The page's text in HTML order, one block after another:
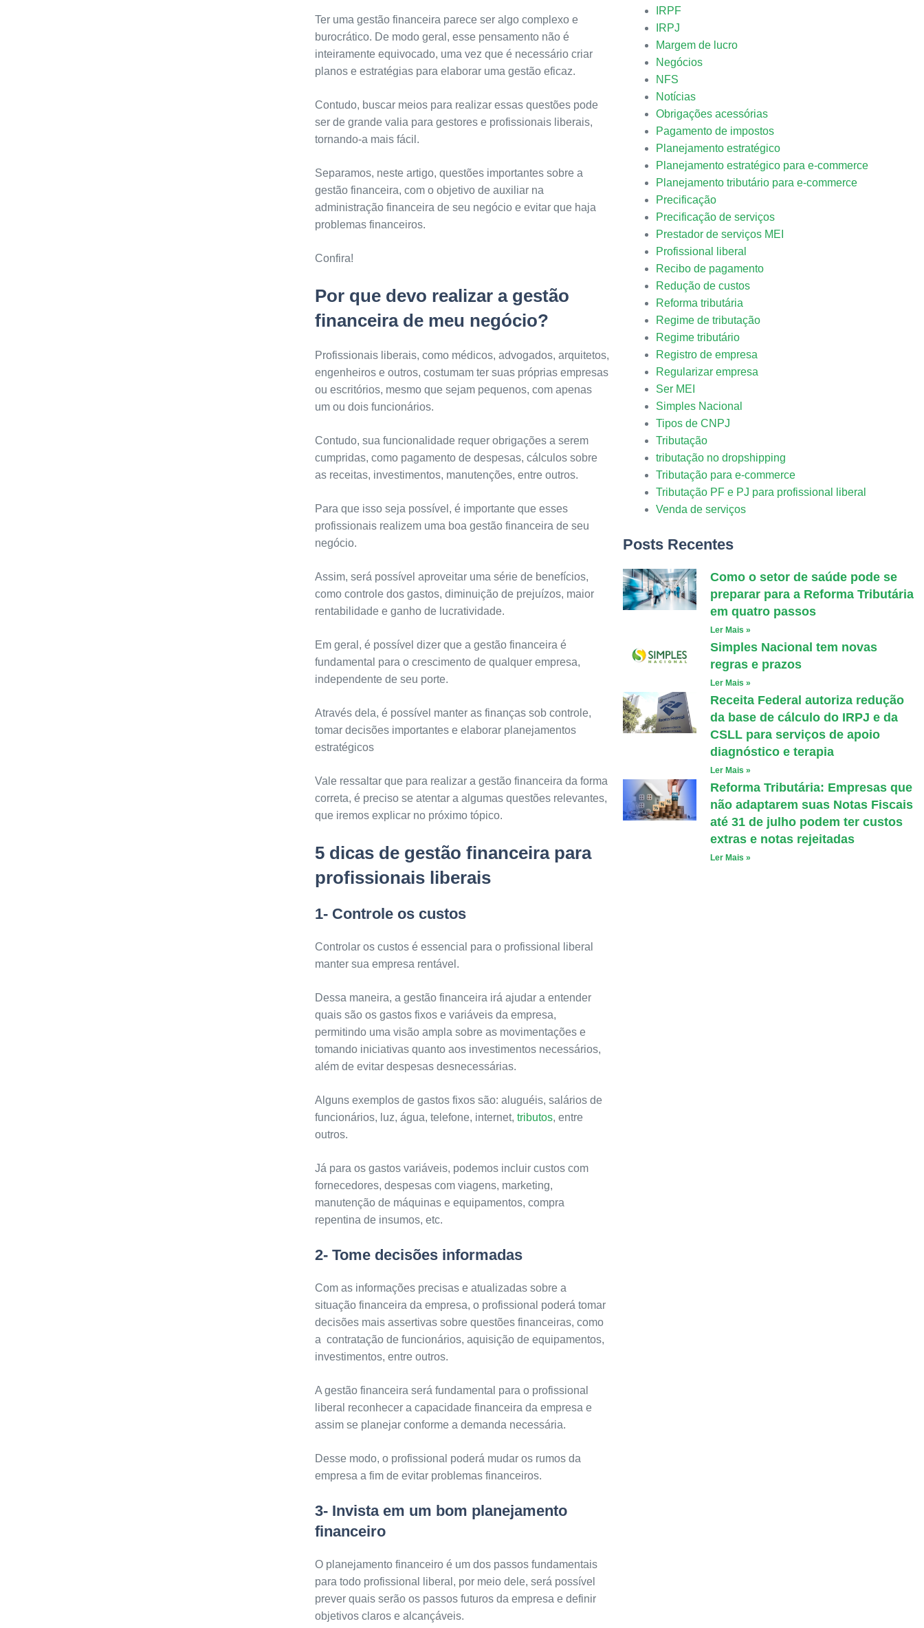
Ter uma gestão financeira parece ser algo complexo e
burocrático. De modo geral, esse pensamento não é
inteiramente equivocado, uma vez que é necessário criar
planos e estratégias para elaborar uma gestão eficaz.
Contudo, buscar meios para realizar essas questões pode
ser de grande valia para gestores e profissionais liberais,
tornando-a mais fácil.
Separamos, neste artigo, questões importantes sobre a
gestão financeira, com o objetivo de auxiliar na
administração financeira de seu negócio e evitar que haja
problemas financeiros.
Confira!
Por que devo realizar a gestão
financeira de meu negócio?
Profissionais liberais, como médicos, advogados, arquitetos,
engenheiros e outros, costumam ter suas próprias empresas
ou escritórios, mesmo que sejam pequenos, com apenas
um ou dois funcionários.
Contudo, sua funcionalidade requer obrigações a serem
cumpridas, como pagamento de despesas, cálculos sobre
as receitas, investimentos, manutenções, entre outros.
Para que isso seja possível, é importante que esses
profissionais realizem uma boa gestão financeira de seu
negócio.
Assim, será possível aproveitar uma série de benefícios,
como controle dos gastos, diminuição de prejuízos, maior
rentabilidade e ganho de lucratividade.
Em geral, é possível dizer que a gestão financeira é
fundamental para o crescimento de qualquer empresa,
independente de seu porte.
Através dela, é possível manter as finanças sob controle,
tomar decisões importantes e elaborar planejamentos
estratégicos
Vale ressaltar que para realizar a gestão financeira da forma
correta, é preciso se atentar a algumas questões relevantes,
que iremos explicar no próximo tópico.
5 dicas de gestão financeira para
profissionais liberais
1- Controle os custos
Controlar os custos é essencial para o profissional liberal
manter sua empresa rentável.
Dessa maneira, a gestão financeira irá ajudar a entender
quais são os gastos fixos e variáveis da empresa,
permitindo uma visão ampla sobre as movimentações e
tomando iniciativas quanto aos investimentos necessários,
além de evitar despesas desnecessárias.
Alguns exemplos de gastos fixos são: aluguéis, salários de
funcionários, luz, água, telefone, internet, tributos, entre
outros.
Já para os gastos variáveis, podemos incluir custos com
fornecedores, despesas com viagens, marketing,
manutenção de máquinas e equipamentos, compra
repentina de insumos, etc.
2- Tome decisões informadas
Com as informações precisas e atualizadas sobre a
situação financeira da empresa, o profissional poderá tomar
decisões mais assertivas sobre questões financeiras, como
a contratação de funcionários, aquisição de equipamentos,
investimentos, entre outros.
A gestão financeira será fundamental para o profissional
liberal reconhecer a capacidade financeira da empresa e
assim se planejar conforme a demanda necessária.
Desse modo, o profissional poderá mudar os rumos da
empresa a fim de evitar problemas financeiros.
3- Invista em um bom planejamento
financeiro
O planejamento financeiro é um dos passos fundamentais
para todo profissional liberal, por meio dele, será possível
prever quais serão os passos futuros da empresa e definir
objetivos claros e alcançáveis.
IRPF
IRPJ
Margem de lucro
Negócios
NFS
Notícias
Obrigações acessórias
Pagamento de impostos
Planejamento estratégico
Planejamento estratégico para e-commerce
Planejamento tributário para e-commerce
Precificação
Precificação de serviços
Prestador de serviços MEI
Profissional liberal
Recibo de pagamento
Redução de custos
Reforma tributária
Regime de tributação
Regime tributário
Registro de empresa
Regularizar empresa
Ser MEI
Simples Nacional
Tipos de CNPJ
Tributação
tributação no dropshipping
Tributação para e-commerce
Tributação PF e PJ para profissional liberal
Venda de serviços
Posts Recentes
Como o setor de saúde pode se
preparar para a Reforma Tributária
em quatro passos
Ler Mais »
Simples Nacional tem novas
regras e prazos
Ler Mais »
Receita Federal autoriza redução
da base de cálculo do IRPJ e da
CSLL para serviços de apoio
diagnóstico e terapia
Ler Mais »
Reforma Tributária: Empresas que
não adaptarem suas Notas Fiscais
até 31 de julho podem ter custos
extras e notas rejeitadas
Ler Mais »